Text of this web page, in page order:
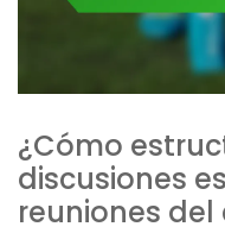
¿Cómo
discusiones
reuniones del